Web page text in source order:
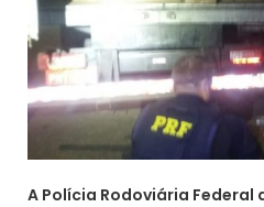
A Polícia Rodoviária Federal